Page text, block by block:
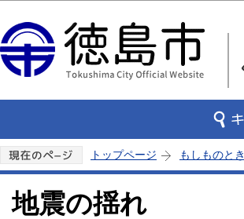
トップページ もしものとき
地震の揺れ